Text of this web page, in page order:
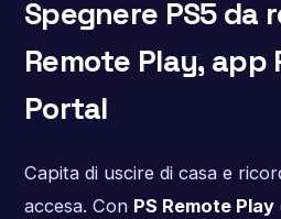
Spegnere PS5 da
Remote Play, app
Portal
Capita di uscire di casa e
accesa. Con PS Remote Play